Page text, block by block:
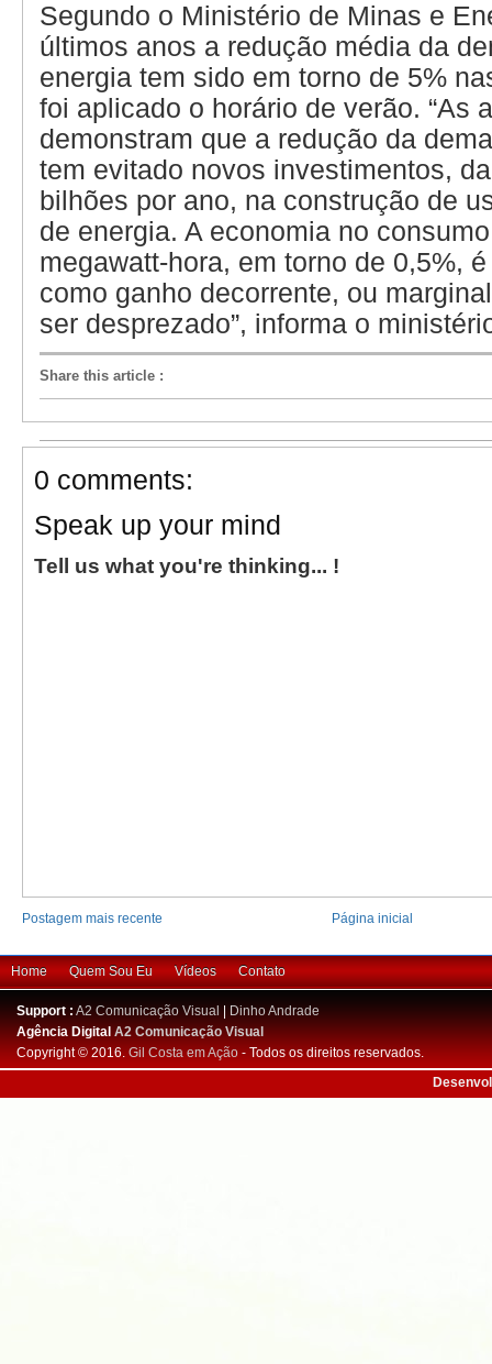
Segundo o Ministério de Minas e
últimos anos a redução média da
energia tem sido em torno de 5%
foi aplicado o horário de verão. “As
demonstram que a redução da
tem evitado novos investimentos,
bilhões por ano, na construção de
de energia. A economia no
megawatt-hora, em torno de 0,5%,
como ganho decorrente, ou
ser desprezado”, informa o
Share this article :
0 comments:
Speak up your mind
Tell us what you're thinking... !
Postagem mais recente Página inicial
Home Quem Sou Eu Vídeos Contato
Support : A2 Comunicação Visual | Dinho Andrade
Agência DigitalA2 Comunicação Visual
Copyright © 2016. Gil Costa em Ação - Todos os direitos reservados.